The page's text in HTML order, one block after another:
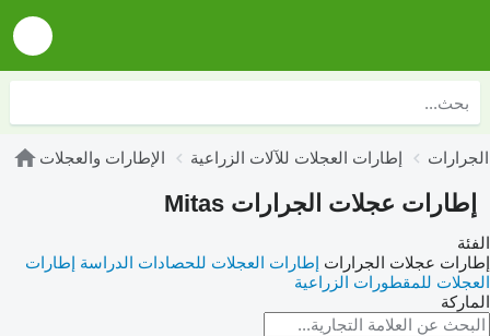
الإطارات والعجلات إطارات العجلات للآلات الزراعية
إطارات عجلات الجرارات Mitas
الفئة
إطارات عجلات الجرارات إطارات العجلات للحصادات الدراسة إطارات
العجلات للمقطورات الزراعية
الماركة